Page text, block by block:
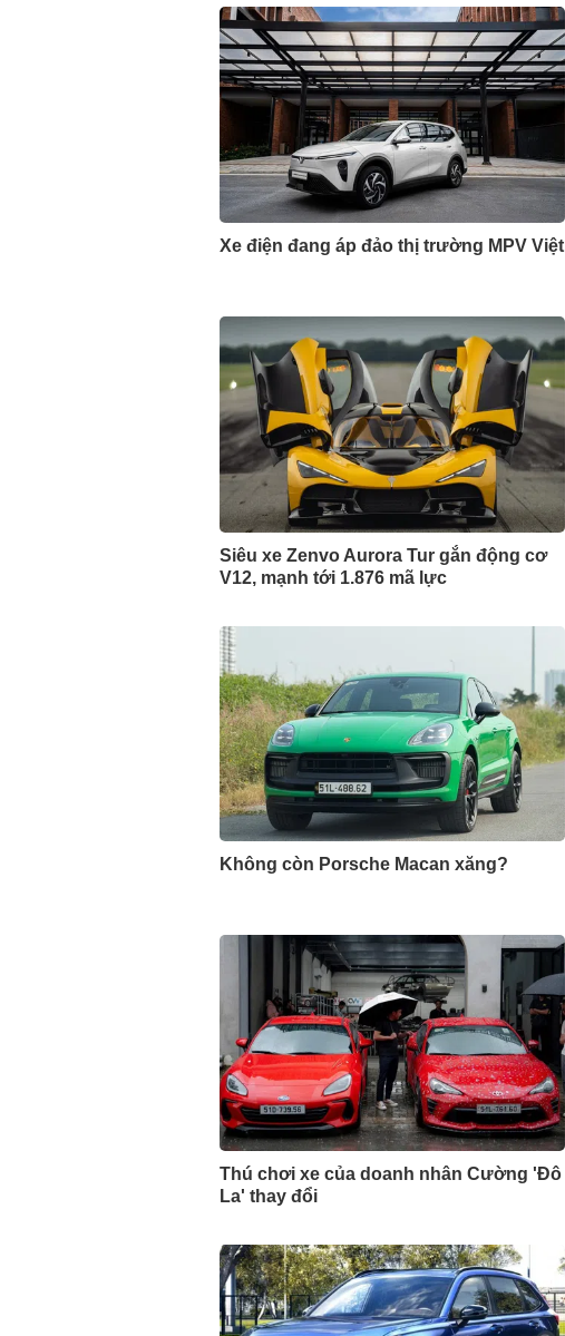
Xe điện đang áp đảo thị trường MPV Việt
Siêu xe Zenvo Aurora Tur gắn động cơ
V12, mạnh tới 1.876 mã lực
Không còn Porsche Macan xăng?
Thú chơi xe của doanh nhân Cường 'Đô
La' thay đổi